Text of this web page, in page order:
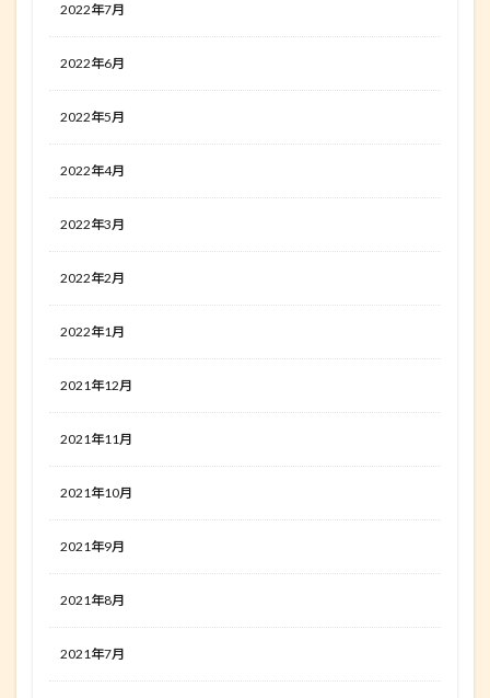
2022年7月
2022年6月
2022年5月
2022年4月
2022年3月
2022年2月
2022年1月
2021年12月
2021年11月
2021年10月
2021年9月
2021年8月
2021年7月